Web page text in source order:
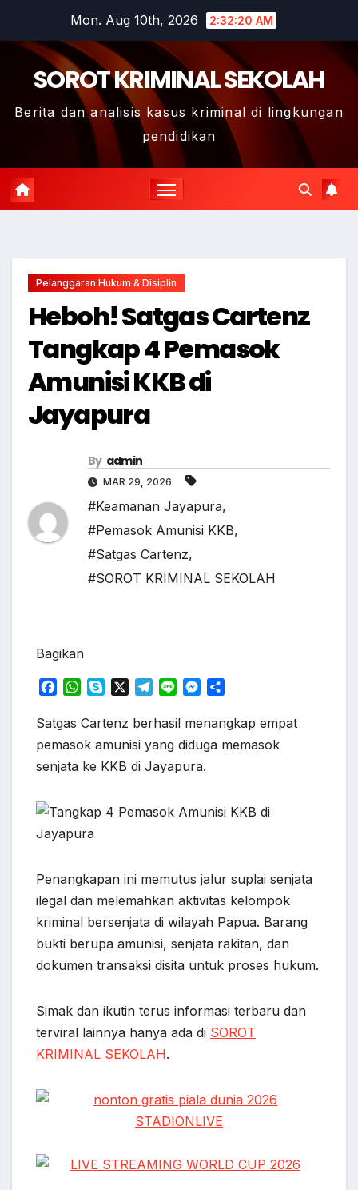
content
Mon. Aug 10th, 2026 2:32:21 AM
SOROT KRIMINAL SEKOLAH
Berita dan analisis kasus kriminal di lingkungan
pendidikan
Pelanggaran Hukum & Disiplin
Heboh! Satgas Cartenz
Tangkap 4 Pemasok
Amunisi KKB di
Jayapura
By admin
MAR 29, 2026
#Keamanan Jayapura,
#Pemasok Amunisi KKB,
#Satgas Cartenz,
#SOROT KRIMINAL SEKOLAH
Bagikan
c
e
b
o
k
W
a
t
s
A
p
y
p
e
T
l
e
r
m
n
e
M
s
s
n
e
a
r
Satgas Cartenz berhasil menangkap empat
pemasok amunisi yang diduga memasok
senjata ke KKB di Jayapura.
Penangkapan ini memutus jalur suplai senjata
ilegal dan melemahkan aktivitas kelompok
kriminal bersenjata di wilayah Papua. Barang
bukti berupa amunisi, senjata rakitan, dan
dokumen transaksi disita untuk proses hukum.
Simak dan ikutin terus informasi terbaru dan
terviral lainnya hanya ada di SOROT
KRIMINAL SEKOLAH.